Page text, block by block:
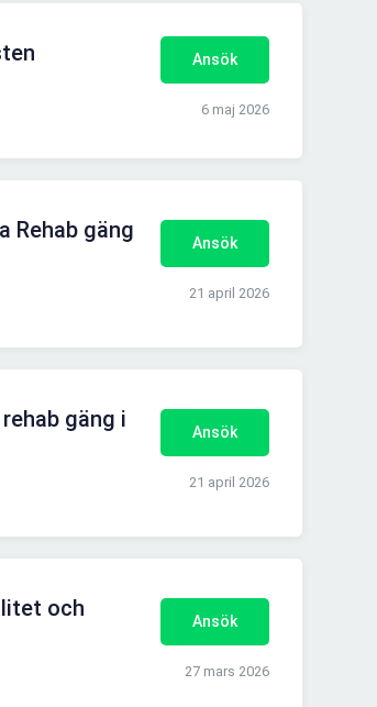
Ansök
6 maj 2026
Rehab gäng
Ansök
21 april 2026
gäng i
Ansök
21 april 2026
och
Ansök
27 mars 2026